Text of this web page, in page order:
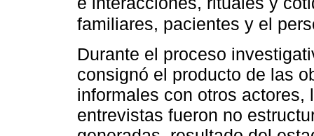
familiares, pacientes y el
Durante el proceso
consignó el producto de las
informales con otros
entrevistas fueron no